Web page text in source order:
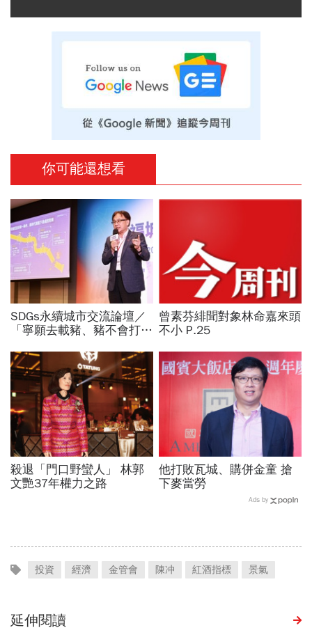
你可能還想看
SDGs永續城市交流論壇／
「寧願去載豬、豬不會打
桃園市4大倡議，重構公共
運輸DNA
曾素芬緋聞對象林命嘉來頭
不小 P.25
殺退「門口野蠻人」 林郭
文艷37年權力之路
他打敗瓦城、購併金童 搶
下麥當勞
Ads by
投資 經濟 金管會 陳冲 紅酒指標 景氣
延伸閱讀